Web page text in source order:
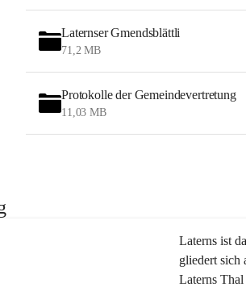
Laternser Gmendsblättli
71,2 MB
Protokolle der Gemeindevertretung
11,03 MB
Laterns ist
gliedert sich
Laterns